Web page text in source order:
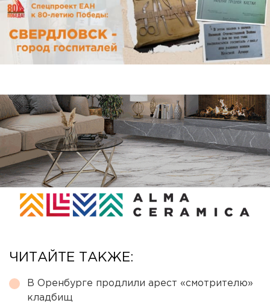
ЧИТАЙТЕ ТАКЖЕ:
В Оренбурге продлили арест «смотрителю»
кладбищ